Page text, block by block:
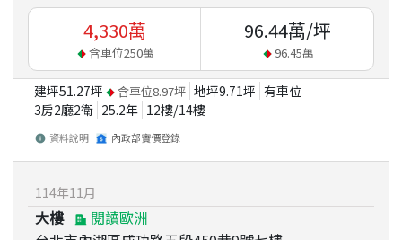
4,330萬
含車位250萬
96.44萬/坪
96.45萬
建坪51.27坪 含車位8.97坪 地坪9.71坪 有車位
3房2廳2衛 25.2年 12樓/14樓
資料說明 內政部實價登錄
114年11 月
大樓
閱讀歐洲